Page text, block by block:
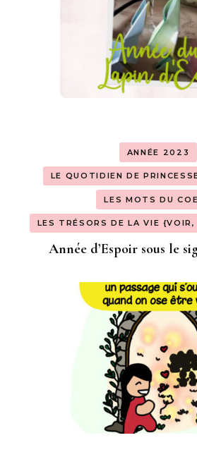
ANNÉE 2023
LE QUOTIDIEN DE
LES MOTS DU
LES TRÉSORS DE LA VIE
Année d’Espoir sous le